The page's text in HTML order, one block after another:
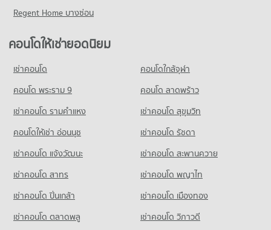
มีคอนโดให้เช่า 1,834 ประกาศ
ขายคอนโด วิทยาลัยนักบริหาร
มีคอนโดขาย 1,368 ประกาศ
คอนโด รร.ราชนันทาจารย์ สามเสนวิทยาลัย 2
คอนโดให้เช่า รร.ราชนันทาจารย์ สามเสนวิทยาลัย 2
มีคอนโดให้เช่า 9,941 ประกาศ
ขายคอนโด รร.ราชนันทาจารย์ สามเสนวิทยาลัย 2
มีคอนโดขาย 3,907 ประกาศ
296 โครงการ
คอนโดให้เช่า รร.วัดเขมาภิรตาราม
คอนโด เทสโก้โลตัส รัตนาธิเบศร์
คอนโดให้เช่า เทสโก้โลตัส รัตนาธิเบศร์
มีคอนโดให้เช่า 4,496 ประกาศ
มีคอนโดขาย 2,464 ประกาศ
คอนโด เทสโก้โลตัส พงษ์เพชร
261 โครงการ
คอนโดให้เช่า เทสโก้โลตัส พงษ์เพชร
มีคอนโดให้เช่า 3,523 ประกาศ
ขายคอนโด เทสโก้โลตัส พงษ์เพชร
มีคอนโดขาย 1,977 ประกาศ
คอนโด บิ๊กซี วงศ์สว่าง
ขายคอนโด ถนนกรุงเทพฯ-นนทบุรี
มีคอนโดขาย 1,329 ประกาศ
คอนโด ถนนรัชดาภิเษก
มีคอนโดให้เช่า 29,397 ประกาศ
ขายคอนโด ถนนรัชดาภิเษก
มีคอนโดขาย 11,226 ประกาศ
คอนโด ถนนประชาชื่น
238 โครงการ
คอนโดให้เช่า ถนนประชาชื่น
มีคอนโดขาย 1,775 ประกาศ
คอนโดให้เช่า สถาบันบำราศนราดูร
มีคอนโดให้เช่า 1,800 ประกาศ
ขายคอนโด สถาบันบำราศนราดูร
มีคอนโดขาย 1,318 ประกาศ
Regent Home บางซ่อน
คอนโดให้เช่ายอดนิยม
เช่าคอนโด
คอนโดใกล้จุฬา
คอนโด พระราม 9
คอนโด ลาดพร้าว
เช่าคอนโด รามคําแหง
เช่าคอนโด สุขุมวิท
คอนโดให้เช่า อ่อนนุช
เช่าคอนโด รัชดา
เช่าคอนโด แจ้งวัฒนะ
เช่าคอนโด สะพานควาย
เช่าคอนโด สาทร
เช่าคอนโด พญาไท
เช่าคอนโด ปิ่นเกล้า
เช่าคอนโด เมืองทอง
เช่าคอนโด ตลาดพลู
เช่าคอนโด วิภาวดี